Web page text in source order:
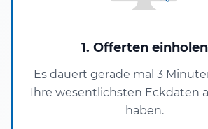
1. Offerten einholen
Es dauert gerade mal 3
Ihre wesentlichsten Eckdaten
haben.